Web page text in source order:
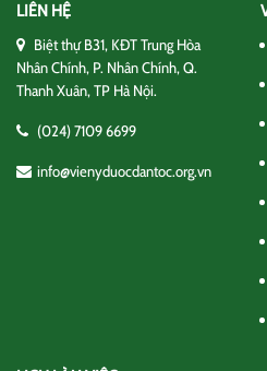
LIÊN HỆ
Biệt thự B31, KĐT Trung Hòa
Nhân Chính, P. Nhân Chính, Q.
Thanh Xuân, TP Hà Nội.
(024) 7109 6699
info@vienyduocdantoc.org.vn